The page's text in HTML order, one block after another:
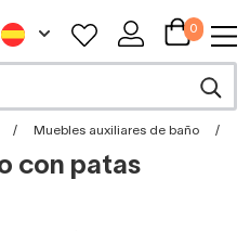
0
Muebles auxiliares de baño
con patas